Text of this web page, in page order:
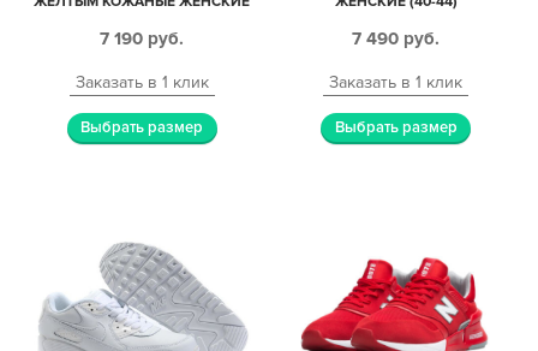
7 190 руб.
Заказать в 1 клик
Выбрать размер
7 490 руб.
Заказать в 1 клик
Выбрать размер